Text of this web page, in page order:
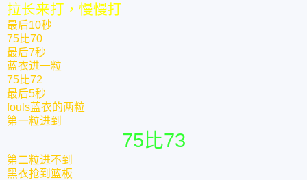
拉长来打，慢慢打
最后10秒
75比70
最后7秒
蓝衣进一粒
75比72
最后5秒
fouls蓝衣的两粒
第一粒进到
75比73
第二粒进不到
黑衣抢到篮板